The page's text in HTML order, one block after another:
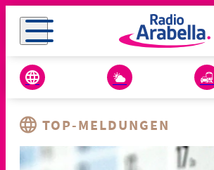
TOP-MELDUNGEN